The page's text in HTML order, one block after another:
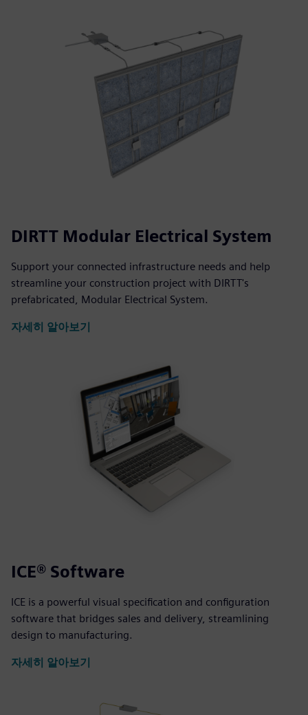
DIRTT Modular Electrical System
Support your connected infrastructure needs and help
streamline your construction project with DIRTT's
prefabricated, Modular Electrical System.
자세히 알아보기
ICE® Software
ICE is a powerful visual specification and configuration
software that bridges sales and delivery, streamlining
design to manufacturing.
자세히 알아보기